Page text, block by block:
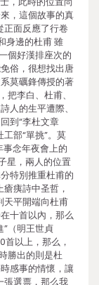
，這個故事的真
正面反應了行卷
身邊的杜甫 雖
個好漢排座次的
俗，很想找出唐
莫礪鋒傳授的著
把李白、杜甫、
人的生平遭際、
到“李杜文章
部“單挑”。莫
念年夜會上的
星，兩人的位置
特別推重杜甫的
痍詩中圣哲，
天平開端向杜甫
十首以內，那么
”（明王世貞
以上，那么，
勝出的則是杜
感事的情懷，讓
張選票，那么我